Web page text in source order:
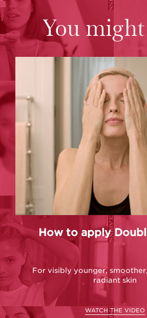
You
How to apply
For visibly younger,
radiant skin
WATCH THE VIDEO